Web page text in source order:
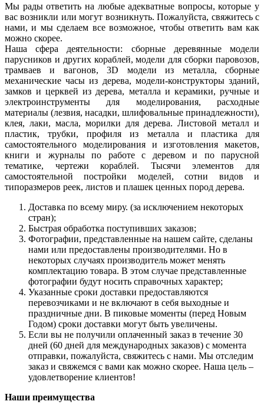
Мы рады ответить на любые адекватные вопросы, которые у
вас возникли или могут возникнуть. Пожалуйста, свяжитесь с
нами, и мы сделаем все возможное, чтобы ответить вам как
можно скорее.
Наша сфера деятельности: сборные деревянные модели
парусников и других кораблей, модели для сборки паровозов,
трамваев и вагонов, 3D модели из металла, сборные
механические часы из дерева, модели-конструкторы зданий,
замков и церквей из дерева, металла и керамики, ручные и
электроинструменты для моделирования, расходные
материалы (лезвия, насадки, шлифовальные принадлежности),
клея, лаки, масла, морилки для дерева. Листовой металл и
пластик, трубки, профиля из металла и пластика для
самостоятельного моделирования и изготовления макетов,
книги и журналы по работе с деревом и по парусной
тематике, чертежи кораблей. Тысячи элементов для
самостоятельной постройки моделей, сотни видов и
типоразмеров реек, листов и плашек ценных пород дерева.
Доставка по всему миру. (за исключением некоторых
стран);
Быстрая обработка поступивших заказов;
Фотографии, представленные на нашем сайте, сделаны
нами или предоставлены производителями. Но в
некоторых случаях производитель может менять
комплектацию товара. В этом случае представленные
фотографии будут носить справочных характер;
Указанные сроки доставки предоставляются
перевозчиками и не включают в себя выходные и
праздничные дни. В пиковые моменты (перед Новым
Годом) сроки доставки могут быть увеличены.
Если вы не получили оплаченный заказ в течение 30
дней (60 дней для международных заказов) с момента
отправки, пожалуйста, свяжитесь с нами. Мы отследим
заказ и свяжемся с вами как можно скорее. Наша цель –
удовлетворение клиентов!
Наши преимущества